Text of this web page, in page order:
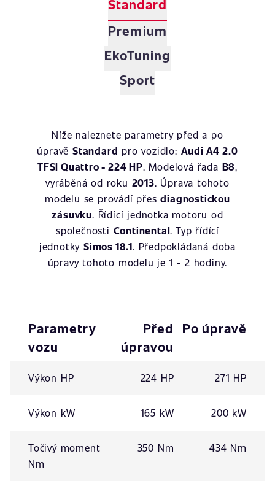
Standard
Premium
EkoTuning
Sport
Níže naleznete parametry před a po
úpravěStandard pro vozidlo: Audi A4 2.0
TFSI Quattro - 224 HP. Modelová řada B8,
vyráběná od roku 2013. Úprava tohoto
modelu se provádí přesdiagnostickou
zásuvku. Řídící jednotka motoru od
společnosti Continental. Typ řídící
jednotkySimos 18.1. Předpokládaná doba
úpravy tohoto modelu je 1 - 2 hodiny.
Parametry
vozu
Před
úpravou
Po úpravě
Výkon HP 224 HP 271 HP
Výkon kW 165 kW 200 kW
Točivý moment
Nm
350 Nm 434 Nm